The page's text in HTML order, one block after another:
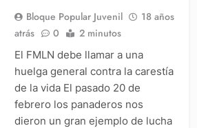
Bloque Popular Juvenil
18 años
atrás
0 2 minutos
El FMLN debe llamar a una
huelga general contra la carestía
de la vida El pasado 20 de
febrero los panaderos nos
dieron un gran ejemplo de lucha